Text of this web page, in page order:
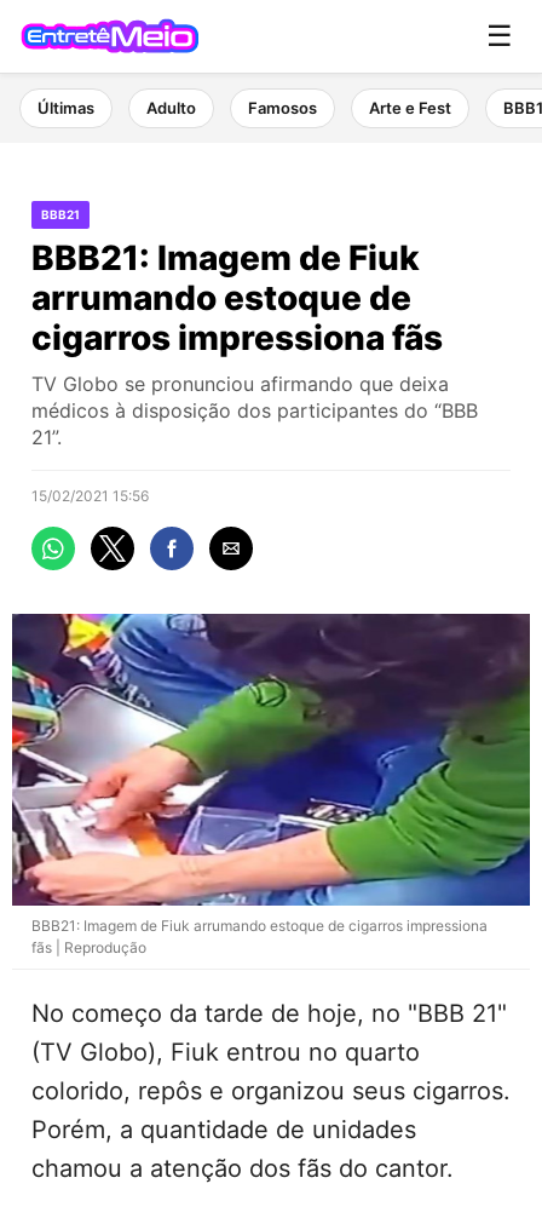
☰
Últimas Adulto Famosos Arte e Fest
BBB21
BBB21: Imagem de Fiuk
arrumando estoque de
cigarros impressiona fãs
TV Globo se pronunciou afirmando que deixa
médicos à disposição dos participantes do “BBB
21”.
15/02/2021 15:56
BBB21: Imagem de Fiuk arrumando estoque de cigarros impressiona
fãs | Reprodução
No começo da tarde de hoje, no "BBB 21"
(TV Globo), Fiuk entrou no quarto
colorido, repôs e organizou seus cigarros.
Porém, a quantidade de unidades
chamou a atenção dos fãs do cantor.